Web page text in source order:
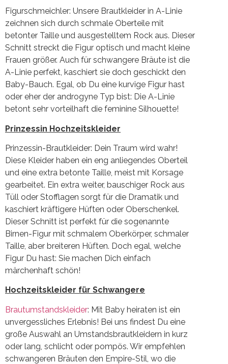
Figurschmeichler: Unsere Brautkleider in A-Linie
zeichnen sich durch schmale Oberteile mit
betonter Taille und ausgestelltem Rock aus. Dieser
Schnitt streckt die Figur optisch und macht kleine
Frauen größer. Auch für schwangere Bräute ist die
A-Linie perfekt, kaschiert sie doch geschickt den
Baby-Bauch. Egal, ob Du eine kurvige Figur hast
oder eher der androgyne Typ bist: Die A-Linie
betont sehr vorteilhaft die feminine Silhouette!
Prinzessin Hochzeitskleider
Prinzessin-Brautkleider: Dein Traum wird wahr!
Diese Kleider haben ein eng anliegendes Oberteil
und eine extra betonte Taille, meist mit Korsage
gearbeitet. Ein extra weiter, bauschiger Rock aus
Tüll oder Stofflagen sorgt für die Dramatik und
kaschiert kräftigere Hüften oder Oberschenkel.
Dieser Schnitt ist perfekt für die sogenannte
Birnen-Figur mit schmalem Oberkörper, schmaler
Taille, aber breiteren Hüften. Doch egal, welche
Figur Du hast: Sie machen Dich einfach
märchenhaft schön!
Hochzeitskleider für Schwangere
Brautumstandskleider: Mit Baby heiraten ist ein
unvergessliches Erlebnis! Bei uns findest Du eine
große Auswahl an Umstandsbrautkleidern in kurz
oder lang, schlicht oder pompös. Wir empfehlen
schwangeren Bräuten den Empire-Stil, wo die